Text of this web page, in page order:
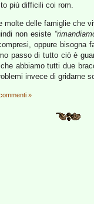
più difficili coi rom.
delle famiglie che
non esiste
oppure
passo di tutto ciò è
abbiamo tutti due
invece di gridarne
»